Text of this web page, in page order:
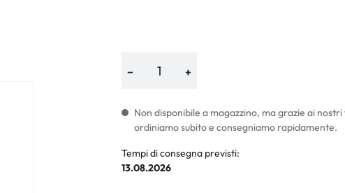
−
+
Non disponibile a magazzino, ma grazie ai
ordiniamo subito e consegniamo rapidamente.
Tempi di consegna previsti:
13.08.2026